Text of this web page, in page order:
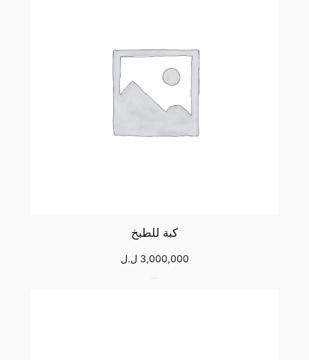
كبة للطبخ
3,000,000 ل.ل